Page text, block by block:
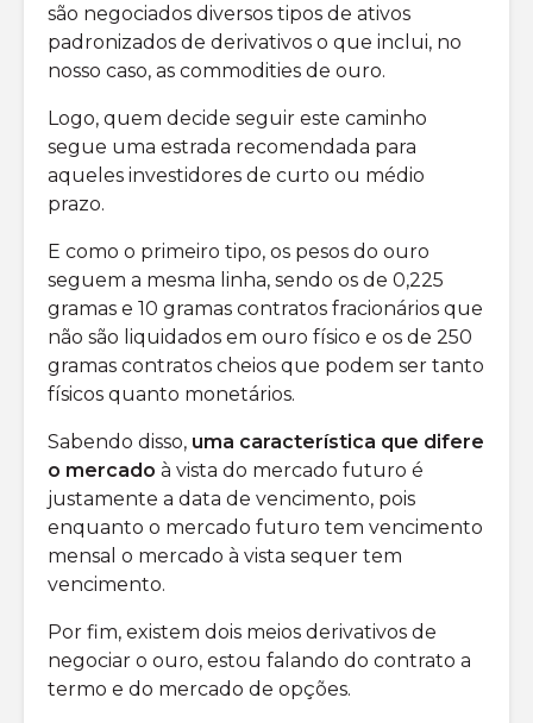
são negociados diversos tipos de ativos
padronizados de derivativos o que inclui, no
nosso caso, as commodities de ouro.
Logo, quem decide seguir este caminho
segue uma estrada recomendada para
aqueles investidores de curto ou médio
prazo.
E como o primeiro tipo, os pesos do ouro
seguem a mesma linha, sendo os de 0,225
gramas e 10 gramas contratos fracionários que
não são liquidados em ouro físico e os de 250
gramas contratos cheios que podem ser tanto
físicos quanto monetários.
Sabendo disso, uma característica que difere
o mercado à vista do mercado futuro é
justamente a data de vencimento, pois
enquanto o mercado futuro tem vencimento
mensal o mercado à vista sequer tem
vencimento.
Por fim, existem dois meios derivativos de
negociar o ouro, estou falando do contrato a
termo e do mercado de opções.